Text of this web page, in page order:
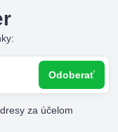
Odoberať
za účelom